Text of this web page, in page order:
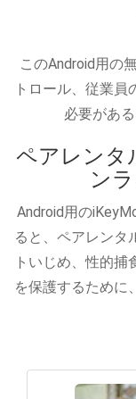
このAndroid用の
トロール、従業
必要があ
ペアレンタ
ン
Android用の
ると、ペアレンタ
トいじめ、性的
を保護するために